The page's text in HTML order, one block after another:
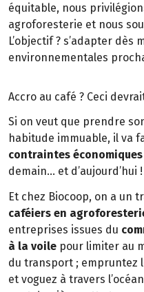
équitable, nous
agroforesterie et nous
L’objectif ? s’adapter
environnementales
Accro au café ? Ceci
Si on veut que prendre
habitude immuable, il va
contraintes
demain… et d’aujourd’hui !
Et chez Biocoop, on a un
caféiers en
entreprises issues du
à la voile pour limiter au
du transport ; empruntez
et voguez à travers